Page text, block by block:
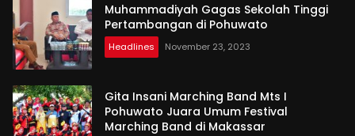
Muhammadiyah Gagas Sekolah Tinggi
Pertambangan di Pohuwato
Headlines November 23, 2023
Gita Insani Marching Band Mts I
Pohuwato Juara Umum Festival
Marching Band di Makassar